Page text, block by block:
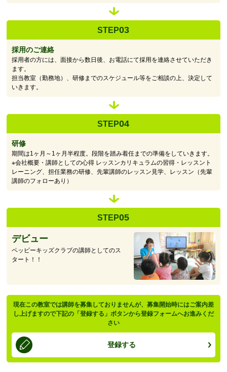
STEP03
採用のご連絡
採用者の方には、面接から数日後、お電話にて採用を連絡させていただき
ます。
担当教室（勤務地）、研修までのスケジュール等をご相談の上、決定して
いきます。
STEP04
研修
期間は1ヶ月～1ヶ月半程度。段階を踏み着任までの準備をしていきます。
※会社概要・講師としての心得 レッスンカリキュラムの習得・レッスント
レーニング、担任業務の研修、先輩講師のレッスン見学、レッスン（先輩
講師のフォローあり）
STEP05
デビュー
ペッピーキッズクラブの講師としてのス
タート！！
現在この教室では講師を募集しておりませんが、募集開始時にはご案内差
し上げますので下記の「登録する」ボタンから登録フォームへお進みくだ
さい
登録する